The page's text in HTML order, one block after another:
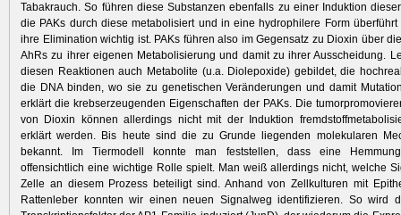
Tabakrauch. So führen diese Substanzen ebenfalls zu einer Induktion
die PAKs durch diese metabolisiert und in eine hydrophilere Form
ihre Elimination wichtig ist. PAKs führen also im Gegensatz zu Dioxin über
AhRs zu ihrer eigenen Metabolisierung und damit zu ihrer Ausscheidung.
diesen Reaktionen auch Metabolite (u.a. Diolepoxide) gebildet, die
die DNA binden, wo sie zu genetischen Veränderungen und damit
erklärt die krebserzeugenden Eigenschaften der PAKs. Die
von Dioxin können allerdings nicht mit der Induktion
erklärt werden. Bis heute sind die zu Grunde liegenden molekularen
bekannt. Im Tiermodell konnte man feststellen, dass eine
offensichtlich eine wichtige Rolle spielt. Man weiß allerdings nicht, welche
Zelle an diesem Prozess beteiligt sind. Anhand von Zellkulturen mit
Rattenleber konnten wir einen neuen Signalweg identifizieren. So wird